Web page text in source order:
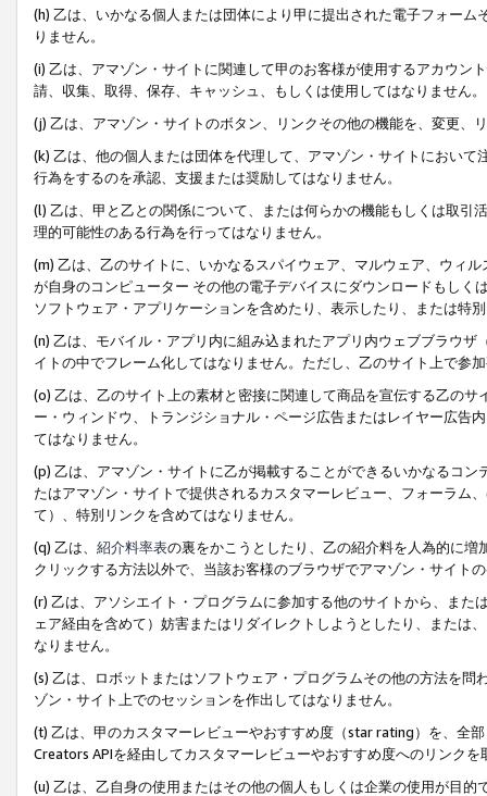
(h) 乙は、いかなる個人または団体により甲に提出された電子フォー
りません。
(i) 乙は、アマゾン・サイトに関連して甲のお客様が使用するアカウン
請、収集、取得、保存、キャッシュ、もしくは使用してはなりません。
(j) 乙は、アマゾン・サイトのボタン、リンクその他の機能を、変更、
(k) 乙は、他の個人または団体を代理して、アマゾン・サイトにおい
行為をするのを承認、支援または奨励してはなりません。
(l) 乙は、甲と乙との関係について、または何らかの機能もしくは取
理的可能性のある行為を行ってはなりません。
(m) 乙は、乙のサイトに、いかなるスパイウェア、マルウェア、ウィ
が自身のコンピューター その他の電子デバイスにダウンロードもし
ソフトウェア・アプリケーションを含めたり、表示したり、または特
(n) 乙は、モバイル・アプリ内に組み込まれたアプリ内ウェブブラウ
イトの中でフレーム化してはなりません。ただし、乙のサイト上で参
(o) 乙は、乙のサイト上の素材と密接に関連して商品を宣伝する乙の
ー・ウィンドウ、トランジショナル・ページ広告またはレイヤー広告
てはなりません。
(p) 乙は、アマゾン・サイトに乙が掲載することができるいかなるコ
たはアマゾン・サイトで提供されるカスタマーレビュー、フォーラム
て）、特別リンクを含めてはなりません。
(q) 乙は、 紹介料率表の裏をかこうとしたり、乙の紹介料を人為的に
クリックする方法以外で、当該お客様のブラウザでアマゾン・サイト
(r) 乙は、アソシエイト・プログラムに参加する他のサイトから、ま
ェア経由を含めて）妨害またはリダイレクトしようとしたり、または
なりません。
(s) 乙は、ロボットまたはソフトウェア・プログラムその他の方法を
ゾン・サイト上でのセッションを作出してはなりません。
(t) 乙は、甲のカスタマーレビューやおすすめ度（star rating）を、全
Creators APIを経由してカスタマーレビューやおすすめ度へのリンクを
(u) 乙は、乙自身の使用またはその他の個人もしくは企業の使用が目